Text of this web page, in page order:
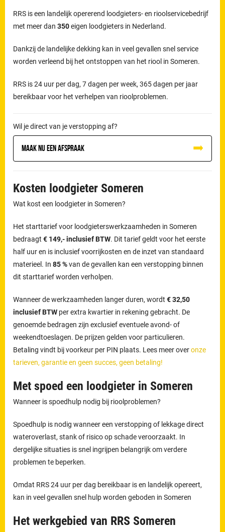
RRS is een landelijk opererend loodgieters- en rioolservicebedrijf
met meer dan350eigen loodgieters in Nederland.
Dankzij de landelijke dekking kan in veel gevallen snel service
worden verleend bij het ontstoppen van het riool in Someren.
RRS is 24 uur per dag, 7 dagen per week, 365 dagen per jaar
bereikbaar voor het verhelpen van rioolproblemen.
Wil je direct van je verstopping af?
Maak nu een afspraak
Kosten loodgieter Someren
Wat kost een loodgieter in Someren?
Het starttarief voor loodgieterswerkzaamheden in Someren
bedraagt€ 149,- inclusief BTW. Dit tarief geldt voor het eerste
half uur en is inclusief voorrijkosten en de inzet van standaard
materieel. In85 %van de gevallen kan een verstopping binnen
dit starttarief worden verholpen.
Wanneer de werkzaamheden langer duren, wordt€ 32,50
inclusief BTW per extra kwartier in rekening gebracht. De
genoemde bedragen zijn exclusief eventuele avond- of
weekendtoeslagen. De prijzen gelden voor particulieren.
Betaling vindt bij voorkeur per PIN plaats. Lees meer overonze
tarieven, garantie en geen succes, geen betaling!
Met spoed een loodgieter in Someren
Wanneer is spoedhulp nodig bij rioolproblemen?
Spoedhulp is nodig wanneer een verstopping of lekkage direct
wateroverlast, stank of risico op schade veroorzaakt. In
dergelijke situaties is snel ingrijpen belangrijk om verdere
problemen te beperken.
Omdat RRS 24 uur per dag bereikbaar is en landelijk opereert,
kan in veel gevallen snel hulp worden geboden in Someren
Het werkgebied van RRS Someren